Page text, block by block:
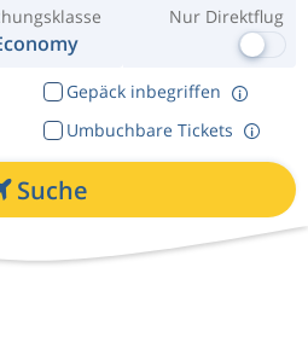
Nur Direktflug
Gepäck inbegriffen
Umbuchbare Tickets
Suche